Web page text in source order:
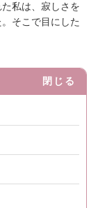
私は、寂しさを
そこで目にした
閉じる